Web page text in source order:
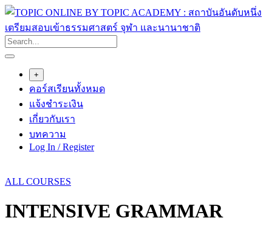
Skip
content
+
คอร์สเรียนทั้งหมด
แจ้งชำระเงิน
เกี่ยวกับเรา
บทความ
Log In / Register
ALL COURSES
INTENSIVE GRAMMAR